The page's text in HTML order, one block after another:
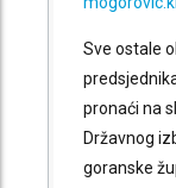
Sve ostale
pronaći na
Državnog
goranske